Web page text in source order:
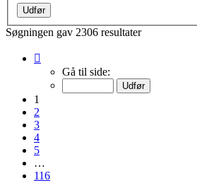
Søgningen gav 2306 resultater
Gå til side:
1
2
3
4
5
…
116